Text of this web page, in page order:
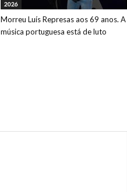
2026
Morreu Luís Represas aos 69 anos. A
música portuguesa está de luto